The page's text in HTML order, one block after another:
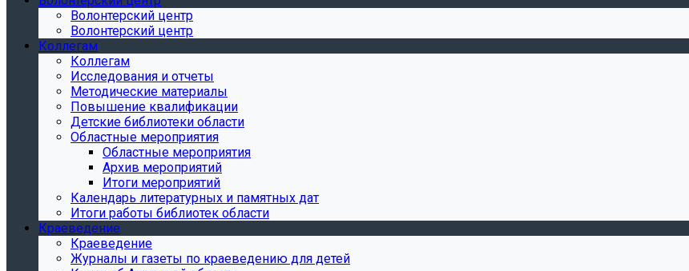
Волонтерский центр
Волонтерский центр
Коллегам
Коллегам
Исследования и отчеты
Методические материалы
Повышение квалификации
Детские библиотеки области
Областные мероприятия
Областные мероприятия
Архив мероприятий
Итоги мероприятий
Календарь литературных и памятных дат
Итоги работы библиотек области
Краеведение
Краеведение
Журналы и газеты по краеведению для детей